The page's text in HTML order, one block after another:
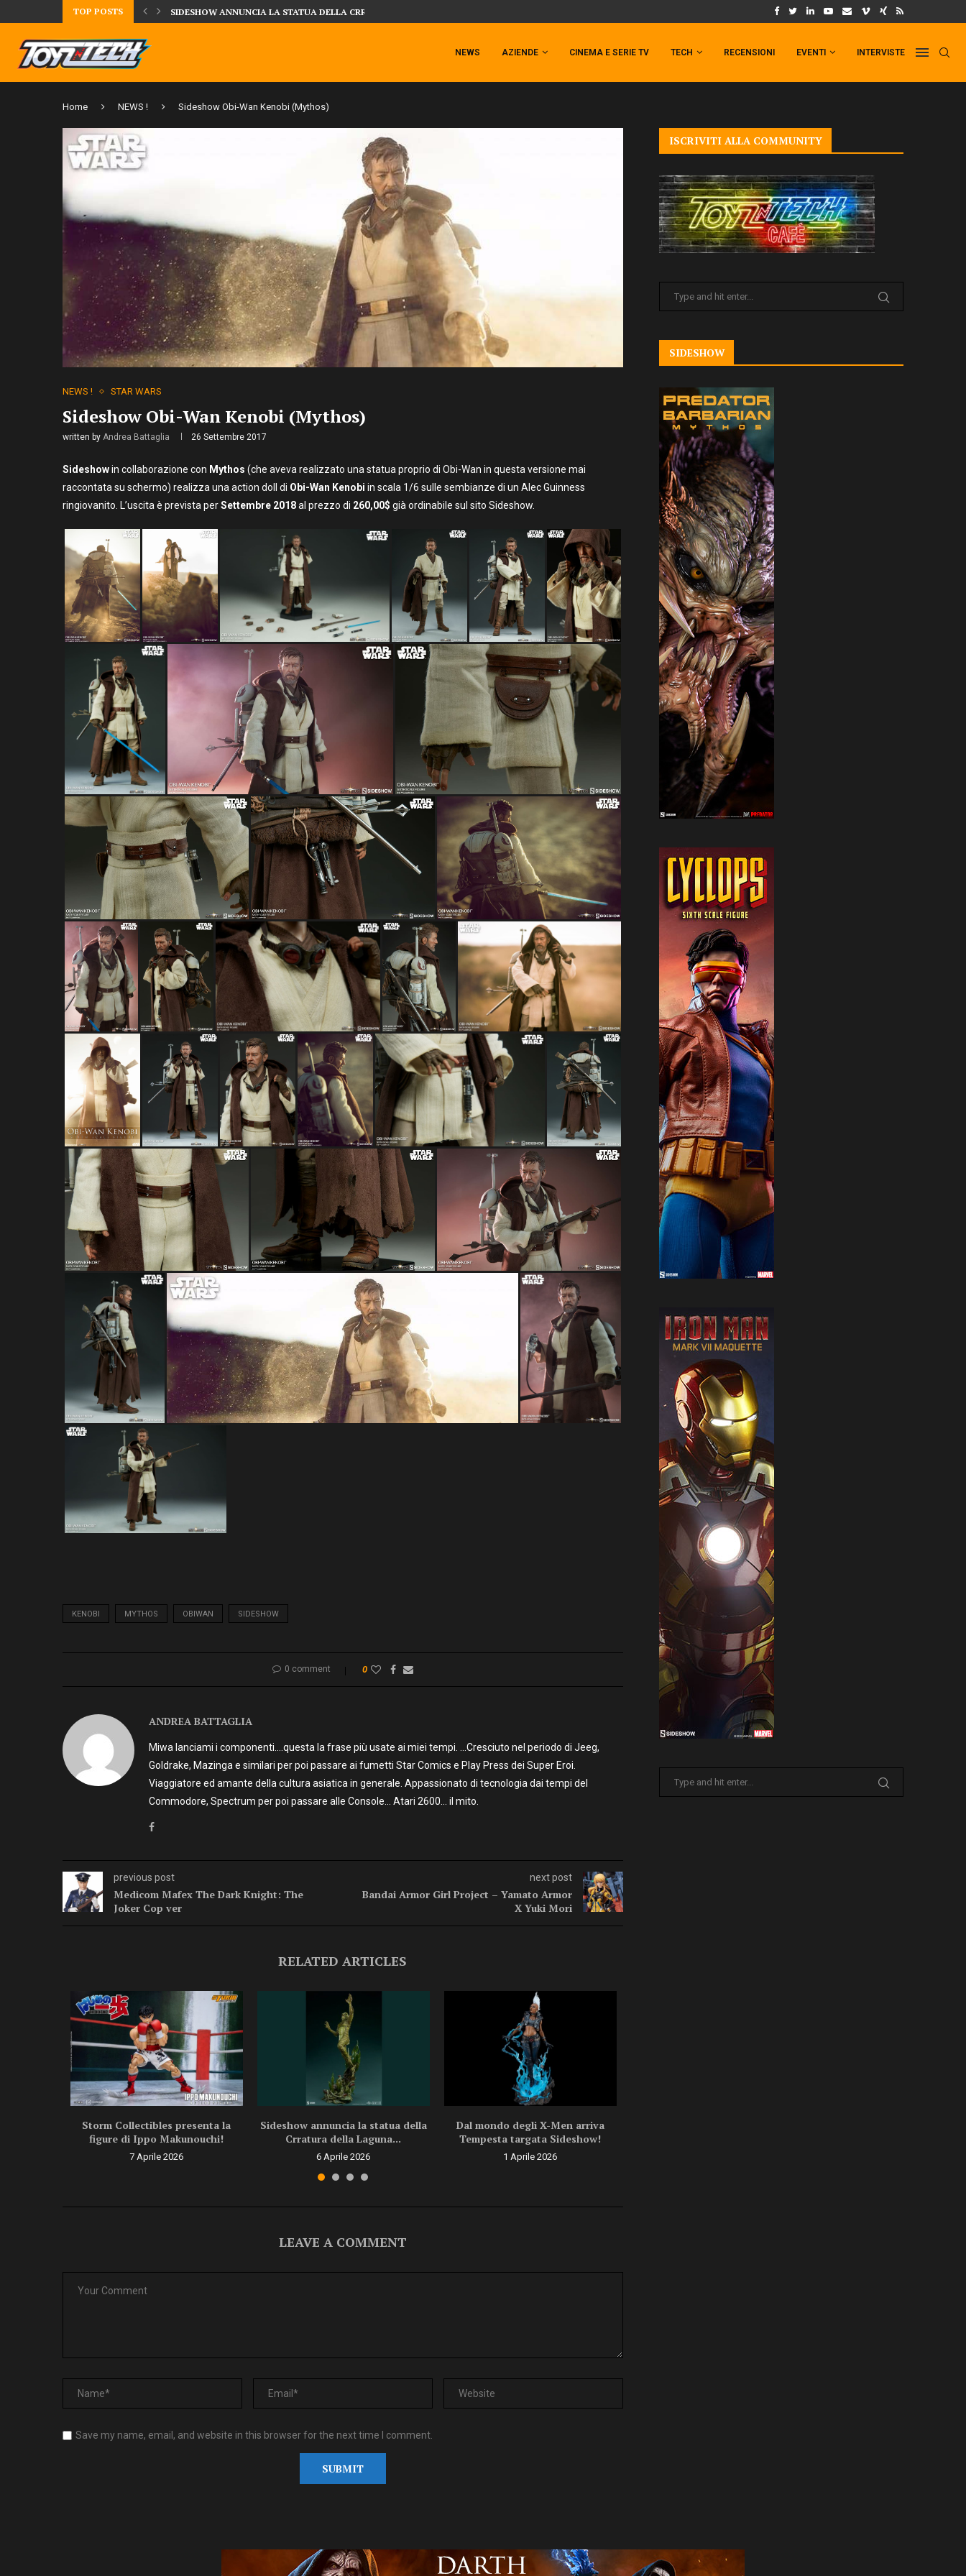
TOP POSTS
DELLA CRRATURA DELLA LAGUNA...DAL MONDO DEGLI X-MEN ARRIVA TEMPESTA TARGATA SIDESHOW! IL TRAILER DI FIST OF THE NORTH STAR!
NEWS AZIENDE CINEMA E SERIE TV TECH RECENSIONI EVENTI INTERVISTE
Home NEWS ! Sideshow Obi-Wan Kenobi (Mythos)
NEWS ! STAR WARS
Sideshow Obi-Wan Kenobi (Mythos)
written by Andrea Battaglia 26 Settembre 2017
Sideshowin collaborazione con Mythos (che aveva realizzato una statua proprio di Obi-Wan in questa versione mai
raccontata su schermo) realizza una action doll di Obi-Wan Kenobi in scala 1/6 sulle sembianze di un Alec Guinness
ringiovanito. L’uscita è prevista perSettembre 2018al prezzo di 260,00$ già ordinabile sul sito Sideshow.
KENOBI MYTHOS OBIWAN SIDESHOW
0 comment 0
ANDREA BATTAGLIA
Miwa lanciami i componenti….questa la frase più usate ai miei tempi. …Cresciuto nel periodo di Jeeg,
Goldrake, Mazinga e similari per poi passare ai fumetti Star Comics e Play Press dei Super Eroi.
Viaggiatore ed amante della cultura asiatica in generale. Appassionato di tecnologia dai tempi del
Commodore, Spectrum per poi passare alle Console… Atari 2600… il mito.
previous post
Medicom Mafex The Dark Knight: The
Joker Cop ver
next post
Bandai Armor Girl Project – Yamato Armor
X Yuki Mori
RELATED ARTICLES
Storm Collectibles presenta la
figure di Ippo Makunouchi!
7 Aprile 2026
Sideshow annuncia la statua della
Crratura della Laguna...
6 Aprile 2026
Dal mondo degli X-Men arriva
Tempesta targata Sideshow!
1 Aprile 2026
LEAVE A COMMENT
Save my name, email, and website in this browser for the next time I comment.
ISCRIVITI ALLA COMMUNITY
SIDESHOW